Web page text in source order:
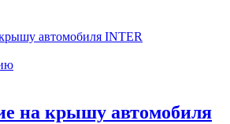
на крышу автомобиля